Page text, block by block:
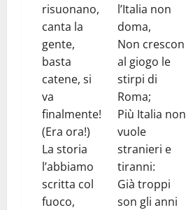
risuonano,
canta la
gente,
basta
catene, si
va
finalmente!
(Era ora!)
La storia
l’abbiamo
scritta col
fuoco,
l’Italia non
doma,
Non crescon
al giogo le
stirpi di
Roma;
Più Italia non
vuole
stranieri e
tiranni:
Già troppi
son gli anni